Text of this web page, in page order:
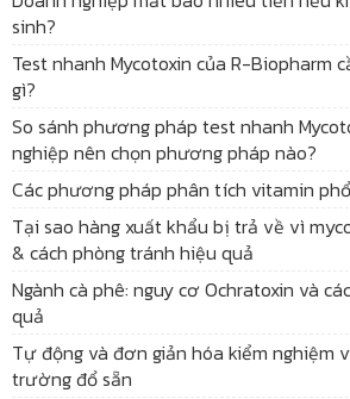
sinh?
Test nhanh Mycotoxin của R-Biopharm
gì?
So sánh phương pháp test nhanh
nghiệp nên chọn phương pháp nào?
Các phương pháp phân tích vitamin
Tại sao hàng xuất khẩu bị trả về vì
& cách phòng tránh hiệu quả
Ngành cà phê: nguy cơ Ochratoxin và
quả
Tự động và đơn giản hóa kiểm nghiệm
trường đổ sẵn